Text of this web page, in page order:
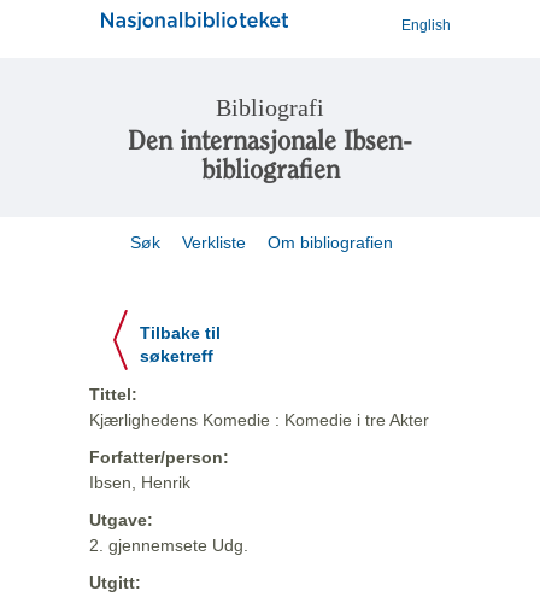
English
Bibliografi
Den internasjonale Ibsen-
bibliografien
Søk Verkliste Om bibliografien
Tilbake til
søketreff
Tittel:
Kjærlighedens Komedie : Komedie i tre Akter
Forfatter/person:
Ibsen, Henrik
Utgave:
2. gjennemsete Udg.
Utgitt: